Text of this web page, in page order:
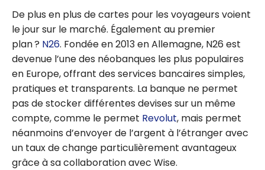
De plus en plus de cartes pour les voyageurs voient
le jour sur le marché. Également au premier
plan ? N26. Fondée en 2013 en Allemagne, N26 est
devenue l’une des néobanques les plus populaires
en Europe, offrant des services bancaires simples,
pratiques et transparents. La banque ne permet
pas de stocker différentes devises sur un même
compte, comme le permet Revolut, mais permet
néanmoins d’envoyer de l’argent à l’étranger avec
un taux de change particulièrement avantageux
grâce à sa collaboration avec Wise.